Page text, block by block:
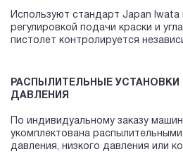
Используют стандарт Japan Iwata
регулировкой подачи краски и
пистолет контролируется
РАСПЫЛИТЕЛЬНЫЕ
ДАВЛЕНИЯ
По индивидуальному заказу
укомплектована
давления, низкого давления или